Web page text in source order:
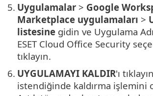
5. Uygulamalar > Google
Marketplace uygulamaları >
listesine gidin ve Uygulama
ESET Cloud Office Security
tıklayın.
6. UYGULAMAYI KALDIR'ı
istendiğinde kaldırma işlemini